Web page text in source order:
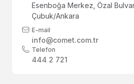
Esenboğa Merkez, Özal
Çubuk/Ankara
E-mail
info@comet.com.tr
Telefon
444 2 721